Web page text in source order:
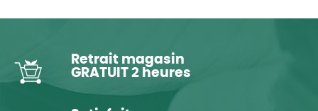
Retrait magasin
GRATUIT 2 heures